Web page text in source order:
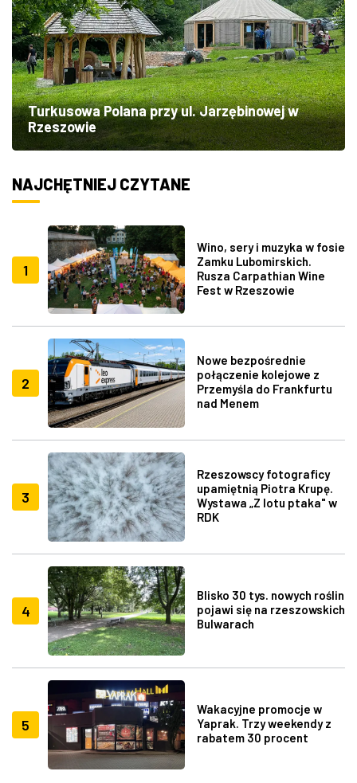
Turkusowa Polana przy ul. Jarzębinowej w
Rzeszowie
NAJCHĘTNIEJ CZYTANE
1
Wino, sery i muzyka w fosie
Zamku Lubomirskich.
Rusza Carpathian Wine
Fest w Rzeszowie
2
Nowe bezpośrednie
połączenie kolejowe z
Przemyśla do Frankfurtu
nad Menem
3
Rzeszowscy fotograficy
upamiętnią Piotra Krupę.
Wystawa „Z lotu ptaka" w
RDK
4
Blisko 30 tys. nowych roślin
pojawi się na rzeszowskich
Bulwarach
5
Wakacyjne promocje w
Yaprak. Trzy weekendy z
rabatem 30 procent